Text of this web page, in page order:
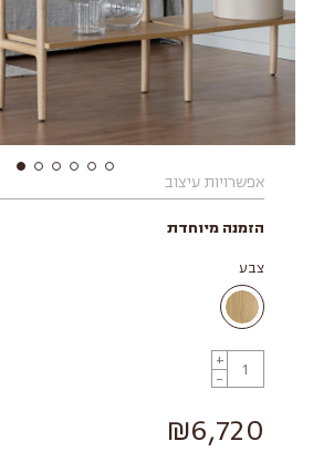
אפשרויות עיצוב
הזמנה מיוחדת
צבע
+
-
₪6,720